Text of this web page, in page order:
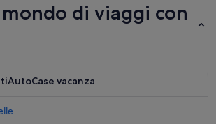
di viaggi con
AutoCase vacanza